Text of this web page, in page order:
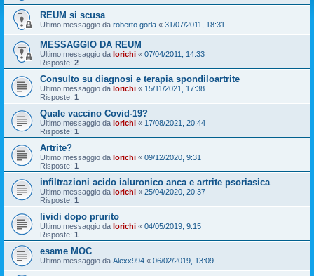
REUM si scusa
Ultimo messaggio da roberto gorla « 31/07/2011, 18:31
MESSAGGIO DA REUM
Ultimo messaggio da lorichi « 07/04/2011, 14:33
Risposte: 2
Consulto su diagnosi e terapia spondiloartrite
Ultimo messaggio da lorichi « 15/11/2021, 17:38
Risposte: 1
Quale vaccino Covid-19?
Ultimo messaggio da lorichi « 17/08/2021, 20:44
Risposte: 1
Artrite?
Ultimo messaggio da lorichi « 09/12/2020, 9:31
Risposte: 1
infiltrazioni acido ialuronico anca e artrite psoriasica
Ultimo messaggio da lorichi « 25/04/2020, 20:37
Risposte: 1
lividi dopo prurito
Ultimo messaggio da lorichi « 04/05/2019, 9:15
Risposte: 1
esame MOC
Ultimo messaggio da Alexx994 « 06/02/2019, 13:09